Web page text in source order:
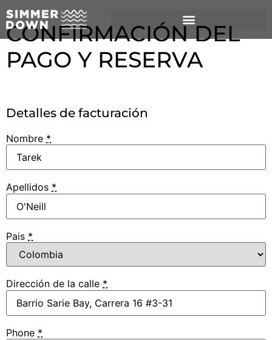
CONFIRMACIÓN DEL
PAGO Y RESERVA
Detalles de facturación
Nombre *
Apellidos *
Pais *
Dirección de la calle *
Phone *